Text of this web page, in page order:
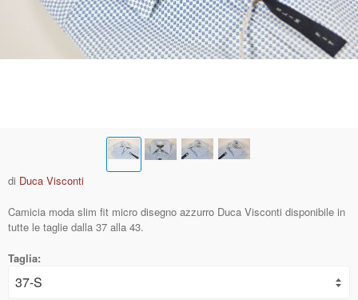
di Duca Visconti
Camicia moda slim fit micro disegno azzurro Duca Visconti disponibile in
tutte le taglie dalla 37 alla 43.
Taglia: